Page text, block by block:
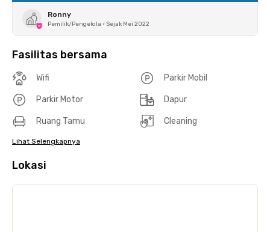
Ronny
Pemilik/Pengelola • Sejak Mei 2022
Fasilitas bersama
Wifi Parkir Mobil
Parkir Motor Dapur
Ruang Tamu Cleaning
Lihat Selengkapnya
Lokasi